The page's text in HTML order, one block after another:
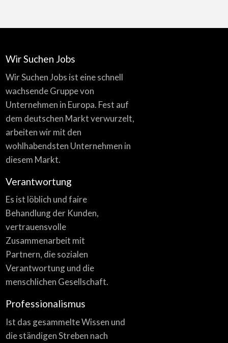
Wir Suchen Jobs
Wir Suchen Jobs ist eine schnell
wachsende Gruppe von
Unternehmen in Europa. Fest auf
dem deutschen Markt verwurzelt,
arbeiten wir mit den
wohlhabendsten Unternehmen in
diesem Markt.
Verantwortung
Es ist löblich und faire
Behandlung der Kunden,
vertrauensvolle
Zusammenarbeit mit
Partnern, die sozialen
Verantwortung und die
menschlichen Gesellschaft.
Professionalismus
Ist das gesammelte Wissen und
die ständigen Streben nach